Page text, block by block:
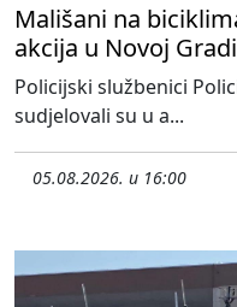
Mališani na
akcija u Novoj
Policijski službenici
sudjelovali su u a...
05.08.2026. u 16:00